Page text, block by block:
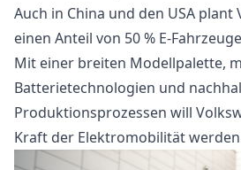
Auch in China und den USA plant
einen Anteil von 50 % E-
Mit einer breiten Modellpalette,
Batterietechnologien und
Produktionsprozessen will
Kraft der Elektromobilität